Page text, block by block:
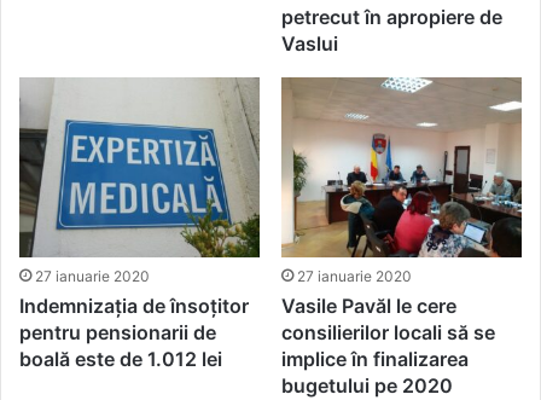
petrecut în apropiere de
Vaslui
27 ianuarie 2020
Indemnizația de însoțitor
pentru pensionarii de
boală este de 1.012 lei
27 ianuarie 2020
Vasile Pavăl le cere
consilierilor locali să se
implice în finalizarea
bugetului pe 2020